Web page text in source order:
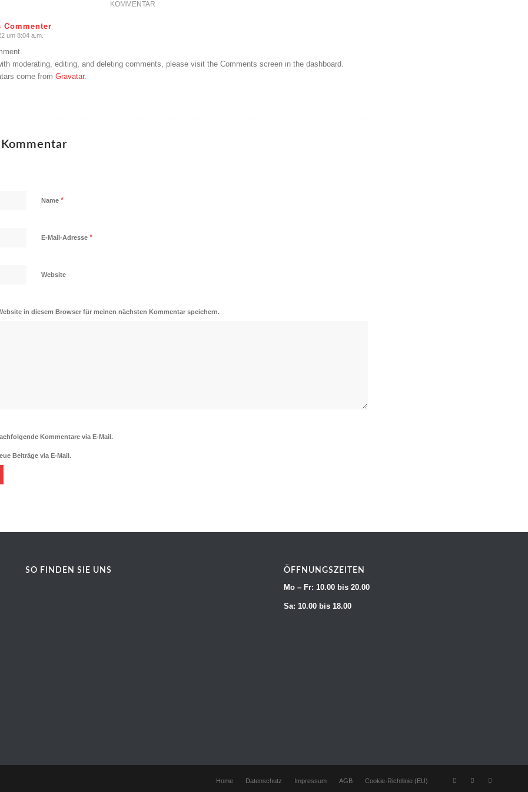
KOMMENTAR
Commenter
um 8:04 a.m.
moderating, editing, and deleting comments, please visit the Comments screen in the dashboard.
come from Gravatar.
Name *
E-Mail-Adresse *
Website
in diesem Browser für meinen nächsten Kommentar speichern.
Kommentare via E-Mail.
Beiträge via E-Mail.
SO FINDEN SIE UNS
ÖFFNUNGSZEITEN
Mo – Fr: 10.00 bis 20.00
Sa: 10.00 bis 18.00
Home Datenschutz Impressum AGB Cookie-Richtlinie (EU)